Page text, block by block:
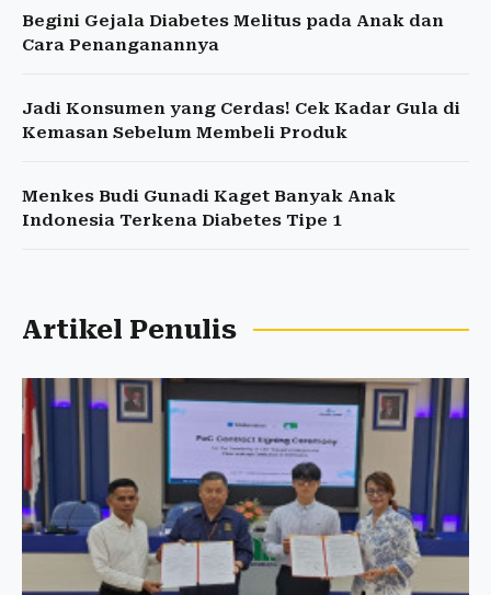
Begini Gejala Diabetes Melitus pada Anak dan
Cara Penanganannya
Jadi Konsumen yang Cerdas! Cek Kadar Gula di
Kemasan Sebelum Membeli Produk
Menkes Budi Gunadi Kaget Banyak Anak
Indonesia Terkena Diabetes Tipe 1
Artikel Penulis